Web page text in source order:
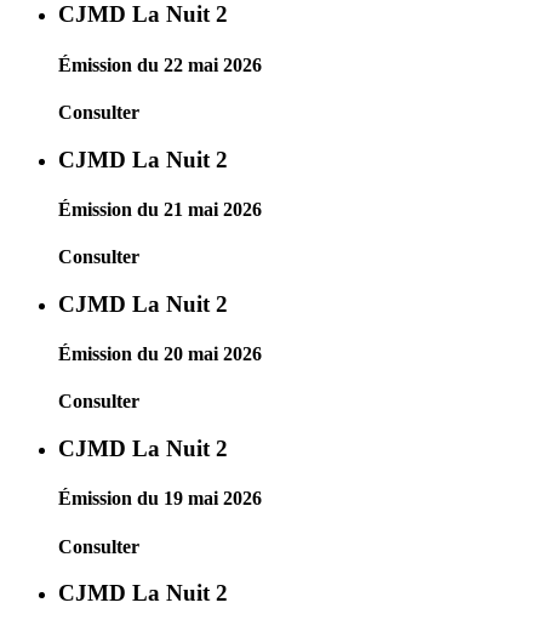
CJMD La Nuit 2
Émission du 22 mai 2026
Consulter
CJMD La Nuit 2
Émission du 21 mai 2026
Consulter
CJMD La Nuit 2
Émission du 20 mai 2026
Consulter
CJMD La Nuit 2
Émission du 19 mai 2026
Consulter
CJMD La Nuit 2